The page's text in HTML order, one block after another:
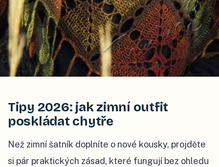
Tipy 2026: jak zimní outfit
poskládat chytře
Než zimní šatník doplníte o nové kousky, projděte
si pár praktických zásad, které fungují bez ohledu